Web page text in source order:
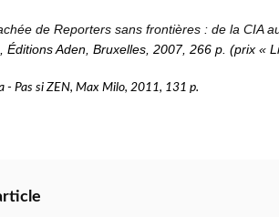
de Reporters sans frontières : de la CIA
Éditions Aden, Bruxelles, 2007, 266 p. (prix «
- Pas si ZEN, Max Milo, 2011, 131 p.